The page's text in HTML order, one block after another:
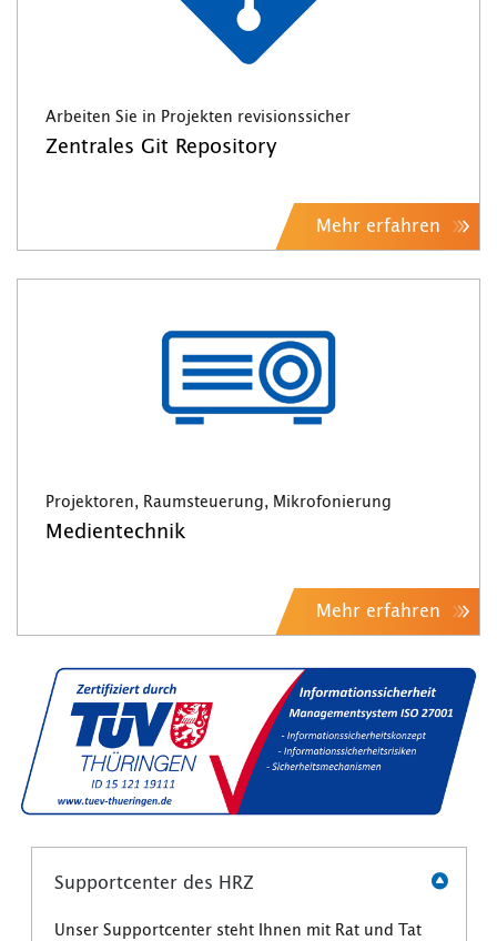
Arbeiten Sie in Projekten revisionssicher
Zentrales Git Repository
Mehr erfahren
Projektoren, Raumsteuerung, Mikrofonierung
Medientechnik
Mehr erfahren
Supportcenter des HRZ
Unser Supportcenter steht Ihnen mit Rat und Tat